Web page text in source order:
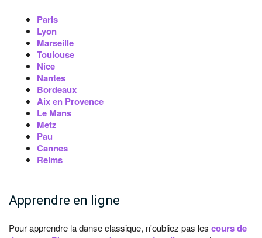
Paris
Lyon
Marseille
Toulouse
Nice
Nantes
Bordeaux
Aix en Provence
Le Mans
Metz
Pau
Cannes
Reims
Apprendre en ligne
Pour apprendre la danse classique, n'oubliez pas les cours de